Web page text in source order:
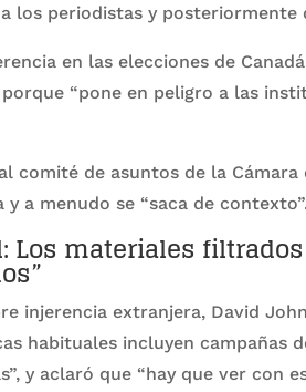
los periodistas y posteriormente
en las elecciones de
“pone en peligro a las
al comité de asuntos de la
a menudo se “saca de
Los materiales
injerencia extranjera, David
habituales incluyen campañas
y aclaró que “hay que ver con